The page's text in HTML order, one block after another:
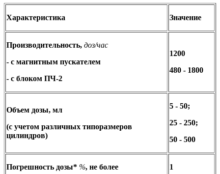
Характеристика Значение
Производительность, доз/час
- с магнитным пускателем
- с блоком ПЧ-2
1200
480 - 1800
Объем дозы, мл
(с учетом различных типоразмеров
цилиндров)
5 - 50;
25 - 250;
50 - 500
Погрешность дозы* %, не более 1